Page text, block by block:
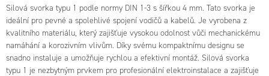
Silová svorka typu 1 podle normy DIN 1-3 s šířkou 4 mm. Tato svorka je
ideální pro pevné a spolehlivé spojení vodičů a kabelů. Je vyrobena z
kvalitního materiálu, který zajišťuje vysokou odolnost vůči mechanickému
namáhání a korozivním vlivům. Díky svému kompaktnímu designu se
snadno instaluje a umožňuje rychlou a efektivní montáž. Silová svorka
typu 1 je nezbytným prvkem pro profesionální elektroinstalace a zajišťuje